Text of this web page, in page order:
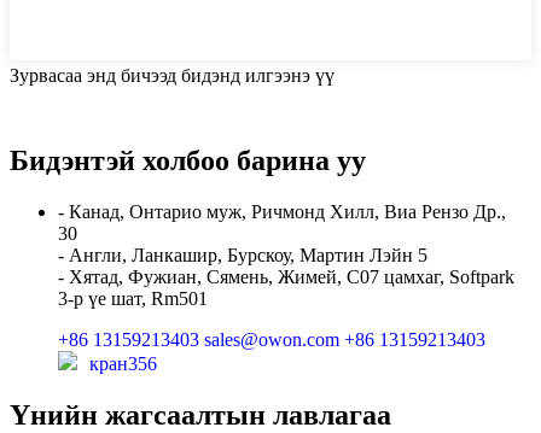
Зурвасаа энд бичээд бидэнд илгээнэ үү
Бидэнтэй холбоо барина уу
- Канад, Онтарио муж, Ричмонд Хилл, Виа Рензо Др.,
30
- Англи, Ланкашир, Бурскоу, Мартин Лэйн 5
- Хятад, Фужиан, Сямень, Жимей, C07 цамхаг, Softpark
3-р үе шат, Rm501
+86 13159213403 sales@owon.com +86 13159213403
кран356
Үнийн жагсаалтын лавлагаа